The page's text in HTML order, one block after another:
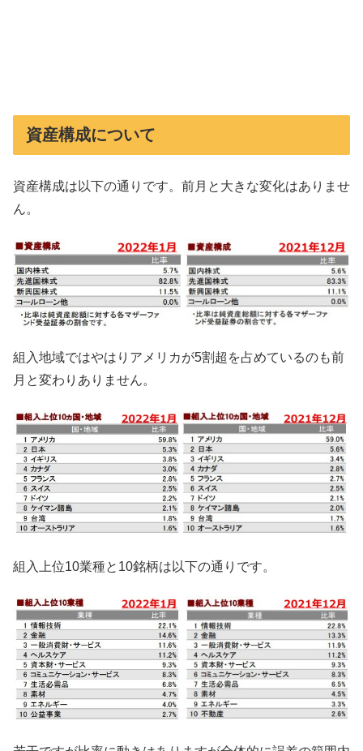
資産構成について
資産構成は以下の通りです。前月と大きな変化はありませ
ん。
組入地域ではやはりアメリカが5割超を占めているのも前
月と変わりありません。
組入上位10業種と10銘柄は以下の通りです。